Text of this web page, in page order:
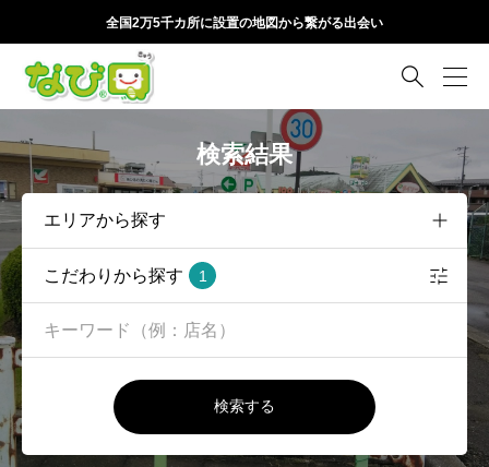
全国2万5千カ所に設置の地図から繋がる出会い

検索結果
こだわりから探す 1
検索する